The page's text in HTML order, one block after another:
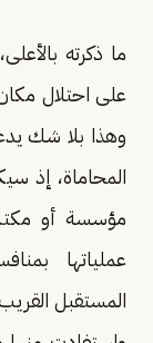
ما ذكرته
على احتلال
وهذا بلا شك
المحاماة، إذ
مؤسسة أو
عملياتها
المستقبل